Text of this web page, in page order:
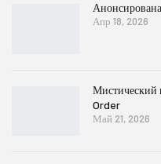
Апр 18, 2026
Мистический
Order
Май 21, 2026